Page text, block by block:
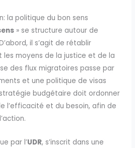
la politique du bon sens
» se structure autour de
il s’agit de rétablir
les moyens de la justice et de la
des flux migratoires passe par
et une politique de visas
budgétaire doit ordonner
l’efficacité et du besoin, afin de
par l’UDR, s’inscrit dans une